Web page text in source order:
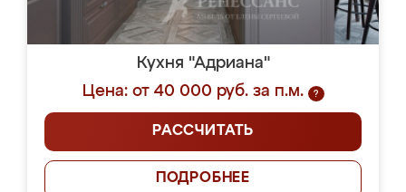
Кухня "Адриана"
Цена: от 40 000 руб. за п.м.
?
РАССЧИТАТЬ
ПОДРОБНЕЕ